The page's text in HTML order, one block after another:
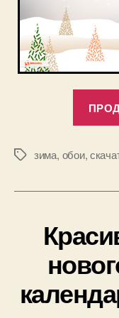
Позначки
зима, обои,